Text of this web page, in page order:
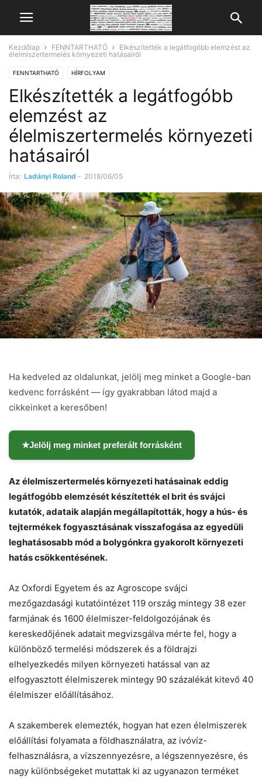
Kezdőlap FENNTARTHATÓ
Elkészítették a legátfogóbb elemzést az
élelmiszertermelés környezeti hatásairól
FENNTARTHATÓ HÍRFOLYAM
Elkészítették a legátfogóbb
elemzést az
élelmiszertermelés környezeti
hatásairól
Írta: Ladányi Roland - 2018/06/05
Ha kedveled az oldalunkat, jelölj meg minket a Google-ban
kedvenc forrásként — így gyakrabban látod majd a
cikkeinket a keresőben!
★Jelölj meg minket preferált forrásként
Az élelmiszertermelés környezeti hatásainak eddig
legátfogóbb elemzését készítették el brit és svájci
kutatók, adataik alapján megállapították, hogy a hús- és
tejtermékek fogyasztásának visszafogása az egyedüli
leghatásosabb mód a bolygónkra gyakorolt környezeti
hatás csökkentésének.
Az Oxfordi Egyetem és az Agroscope svájci
mezőgazdasági kutatóintézet 119 ország mintegy 38 ezer
farmjának és 1600 élelmiszer-feldolgozójának és
kereskedőjének adatait megvizsgálva mérte fel, hogy a
különböző termelési módszerek és a földrajzi
elhelyezkedés milyen környezeti hatással van az
elfogyasztott élelmiszerek mintegy 90 százalékát kitevő 40
élelmiszer előállításához.
A szakemberek elemezték, hogyan hat ezen élelmiszerek
előállítási folyamata a földhasználatra, az ivóvíz-
felhasználásra, a vízszennyezésre, a légszennyezésre, és
nagy különbségeket mutattak ki az ugyanazon terméket
Chat
Helló! Miben segíthetek ma?